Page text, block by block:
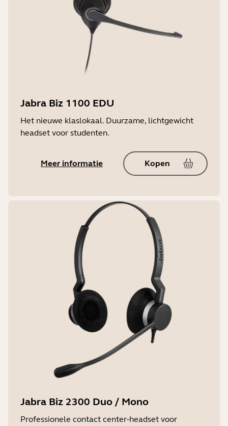
Jabra Biz 1100 EDU
Het nieuwe klaslokaal. Duurzame, lichtgewicht
headset voor studenten.
Meer informatie Kopen
Jabra Biz 2300 Duo / Mono
Professionele contact center-headset voor